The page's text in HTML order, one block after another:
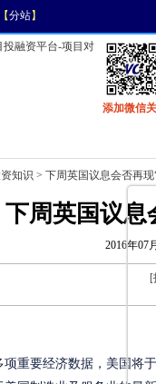
【分站】
添加微信
知识 > 下周英国议息会否再现
下周英国议息
2016年07
[
重要经济数据，美国将